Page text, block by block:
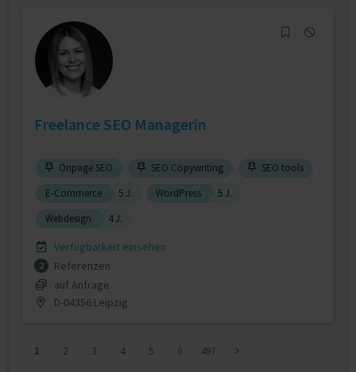
Freelance SEO Managerin
Onpage SEO SEO Copywriting
SEO tools
E-Commerce
5 J. WordPress
5 J.
Webdesign
4 J.
Verfügbarkeit einsehen
2
Referenzen
auf Anfrage
D-04356 Leipzig
1 2 3 4 5 6 497